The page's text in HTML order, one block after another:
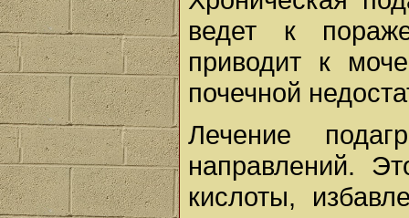
ведет к
приводит к
почечной
Лечение
направлений.
кислоты,